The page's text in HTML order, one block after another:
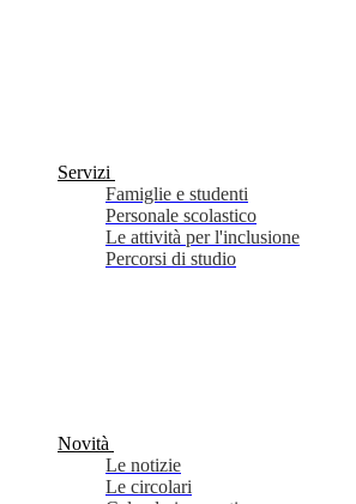
Servizi
Famiglie e studenti
Personale scolastico
Le attività per l'inclusione
Percorsi di studio
Novità
Le notizie
Le circolari